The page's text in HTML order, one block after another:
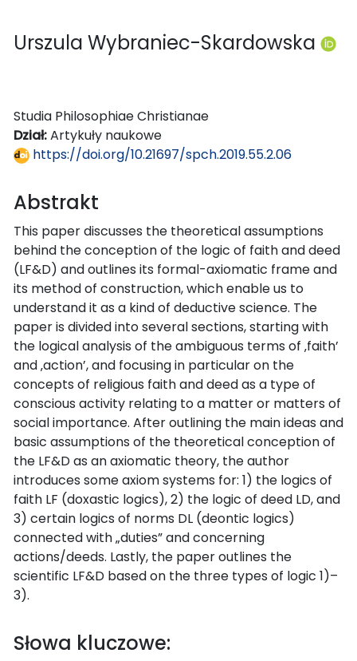
Urszula Wybraniec-Skardowska
Studia Philosophiae Christianae
Dział:Artykuły naukowe
https://doi.org/10.21697/spch.2019.55.2.06
Abstrakt
This paper discusses the theoretical assumptions
behind the conception of the logic of faith and deed
(LF&D) and outlines its formal-axiomatic frame and
its method of construction, which enable us to
understand it as a kind of deductive science. The
paper is divided into several sections, starting with
the logical analysis of the ambiguous terms of ‚faith’
and ‚action’, and focusing in particular on the
concepts of religious faith and deed as a type of
conscious activity relating to a matter or matters of
social importance. After outlining the main ideas and
basic assumptions of the theoretical conception of
the LF&D as an axiomatic theory, the author
introduces some axiom systems for: 1) the logics of
faith LF (doxastic logics), 2) the logic of deed LD, and
3) certain logics of norms DL (deontic logics)
connected with „duties” and concerning
actions/deeds. Lastly, the paper outlines the
scientific LF&D based on the three types of logic 1)–
3).
Słowa kluczowe: